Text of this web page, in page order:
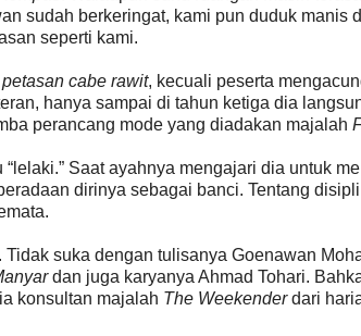
sudah berkeringat, kami pun duduk manis
seperti kami.
petasan cabe rawit, kecuali peserta
hanya sampai di tahun ketiga dia
perancang mode yang diadakan majalah
Saat ayahnya mengajari dia untuk
dirinya sebagai banci. Tentang
suka dengan tulisanya Goenawan
dan juga karyanya Ahmad Tohari.
konsultan majalah The Weekenderdari